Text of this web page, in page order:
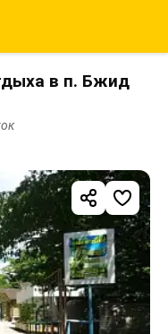
в п. Бжид